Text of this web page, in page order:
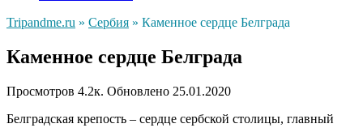
Tripandme.ru » Сербия » Каменное сердце Белграда
Каменное сердце Белграда
Просмотров 4.2к. Обновлено 25.01.2020
Белградская крепость – сердце сербской столицы, главный